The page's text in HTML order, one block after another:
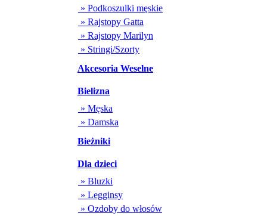
» Podkoszulki męskie
» Rajstopy Gatta
» Rajstopy Marilyn
» Stringi/Szorty
Akcesoria Weselne
Bielizna
» Męska
» Damska
Bieżniki
Dla dzieci
» Bluzki
» Legginsy
» Ozdoby do włosów